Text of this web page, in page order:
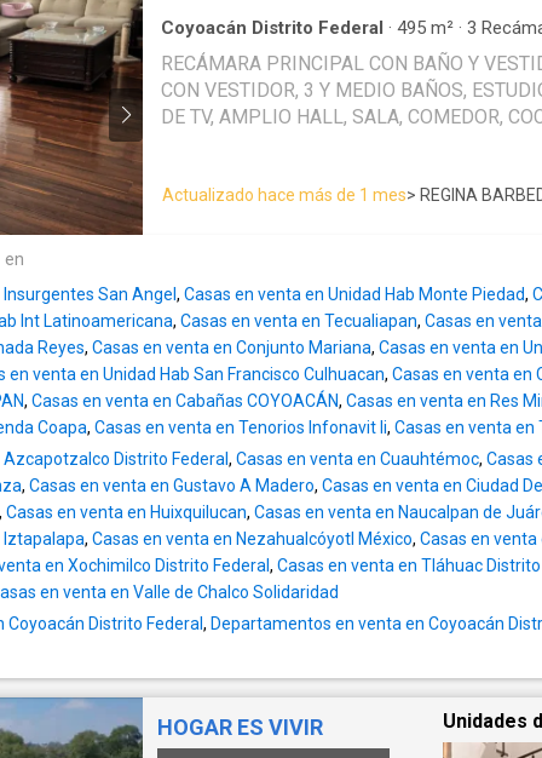
de la ciudad, brindándote acceso a todo lo
minutos de tu hogar. PLANTA BAJA: Acceso principal a través de
jardín frontal, fuente, sala y amplio comedor,
concepto abierto, equipada con cubiertas de
recámaras secundarias, con vestidor, baño
pergolada cada una. La recámara principal
de lavado y tendido. Estacionamiento para 4
estacionamiento y medio baño para
para programar una visita y descubre todo
propiedad tiene para ofrecer.
Coyoacán Distrito Federal · 495 m² · 3
Agua· Cocina equipada
Limpieza·Cuarto de servicio·Electricidad·
Jardín·Despacho · Recámara con closet·
cable· Wifi·Zonas verdes
RECÁMARA PRINCIPAL CON BAÑO Y
CON VESTIDOR, 3 Y MEDIO BAÑOS,
DE TV, AMPLIO HALL, SALA, COMEDOR,
LAVADO Y ÁREA DE TENDIDO, CUARTO DE
ESTACIONAMIENTO CUBIERTO PARA 4
PARA VIVIRLA!
Actualizado hace más de 1 mes> REGINA
en
San Angel , Casas en venta en Unidad Hab Monte Piedad,
Int Latinoamericana, Casas en venta en Tecualiapan, Casas en
Reyes, Casas en venta en Conjunto Mariana, Casas en venta en
en venta en Unidad Hab San Francisco Culhuacan, Casas en venta en
, Casas en venta en Cabañas COYOACÁN, Casas en venta en Res
Coapa, Casas en venta en Tenorios Infonavit Ii, Casas en venta en
Distrito Federal , Casas en venta en Cuauhtémoc, Casas
, Casas en venta en Gustavo A Madero, Casas en venta en Ciudad
, Casas en venta en Huixquilucan, Casas en venta en Naucalpan de
Iztapalapa, Casas en venta en Nezahualcóyotl México, Casas en
en Xochimilco Distrito Federal , Casas en venta en Tláhuac Distrito
en venta en Valle de Chalco Solidaridad
Coyoacán Distrito Federal , Departamentos en venta en Coyoacán
HOGAR ES VIVIR Unidades